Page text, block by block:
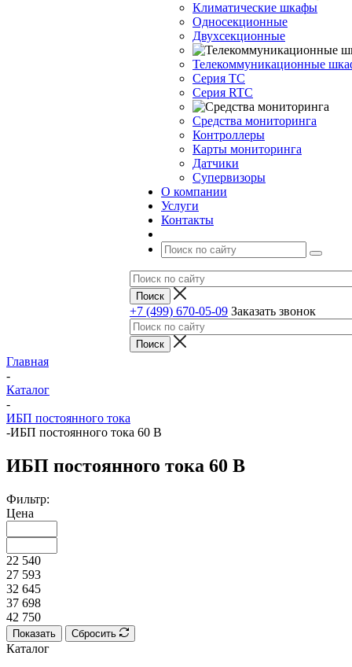
Климатические шкафы
Односекционные
Двухсекционные
Телекоммуникационные
Серия TC
Серия RTC
Средства мониторинга
Контроллеры
Карты мониторинга
Датчики
Супервизоры
О компании
Услуги
Контакты
+7 (499) 670-05-09 Заказать звонок
Главная
-
Каталог
-
ИБП постоянного тока
-ИБП постоянного тока 60 В
ИБП постоянного тока 60 В
Фильтр:
Цена
22 540
27 593
32 645
37 698
42 750
Показать Сбросить
Каталог